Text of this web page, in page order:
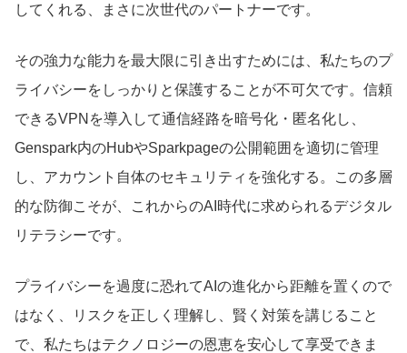
してくれる、まさに次世代のパートナーです。
その強力な能力を最大限に引き出すためには、私たちのプ
ライバシーをしっかりと保護することが不可欠です。信頼
できるVPNを導入して通信経路を暗号化・匿名化し、
Genspark内のHubやSparkpageの公開範囲を適切に管理
し、アカウント自体のセキュリティを強化する。この多層
的な防御こそが、これからのAI時代に求められるデジタル
リテラシーです。
プライバシーを過度に恐れてAIの進化から距離を置くので
はなく、リスクを正しく理解し、賢く対策を講じること
で、私たちはテクノロジーの恩恵を安心して享受できま